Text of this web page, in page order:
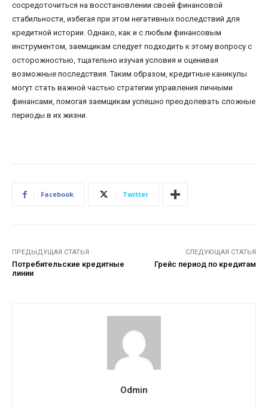
сосредоточиться на восстановлении своей финансовой
стабильности, избегая при этом негативных последствий для
кредитной истории. Однако, как и с любым финансовым
инструментом, заемщикам следует подходить к этому вопросу с
осторожностью, тщательно изучая условия и оценивая
возможные последствия. Таким образом, кредитные каникулы
могут стать важной частью стратегии управления личными
финансами, помогая заемщикам успешно преодолевать сложные
периоды в их жизни.
Facebook Twitter
ПРЕДЫДУЩАЯ СТАТЬЯ
Потребительские кредитные
линии
СЛЕДУЮЩАЯ СТАТЬЯ
Грейс период по кредитам
Odmin